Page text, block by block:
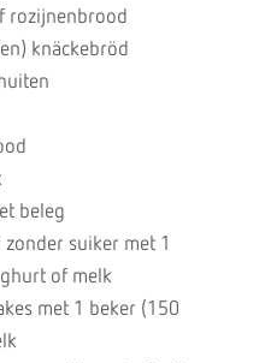
rozijnenbrood
knäckebröd
beleg
suiker met 1
of melk
met 1 beker (150